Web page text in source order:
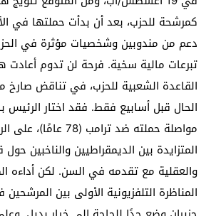
كمرشحة للحزب، بعد أن بدأت حملتها في
دعم من مندوبين وشخصيات مؤثرة في
تبرعات مالية سخية. فرحة لن تدوم
القاعدة الشعبية للحزب، في تناقض صارخ
مواصلة حملته ضد ترامب
المتزايدة بين الديمقراطيين والناخبين حول
والعقلية مع تقدمه في السن. لكن أداءه